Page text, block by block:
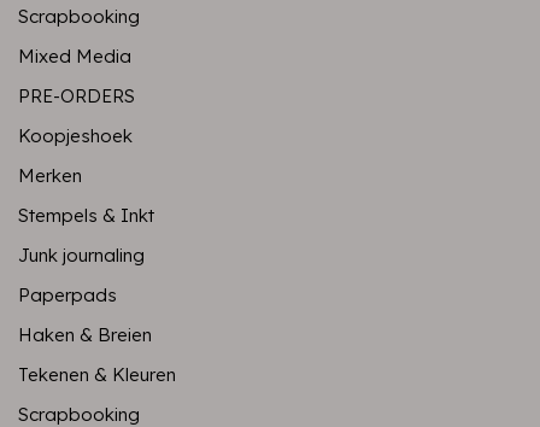
Scrapbooking
Mixed Media
PRE-ORDERS
Koopjeshoek
Merken
Stempels & Inkt
Junk journaling
Paperpads
Haken & Breien
Tekenen & Kleuren
Scrapbooking